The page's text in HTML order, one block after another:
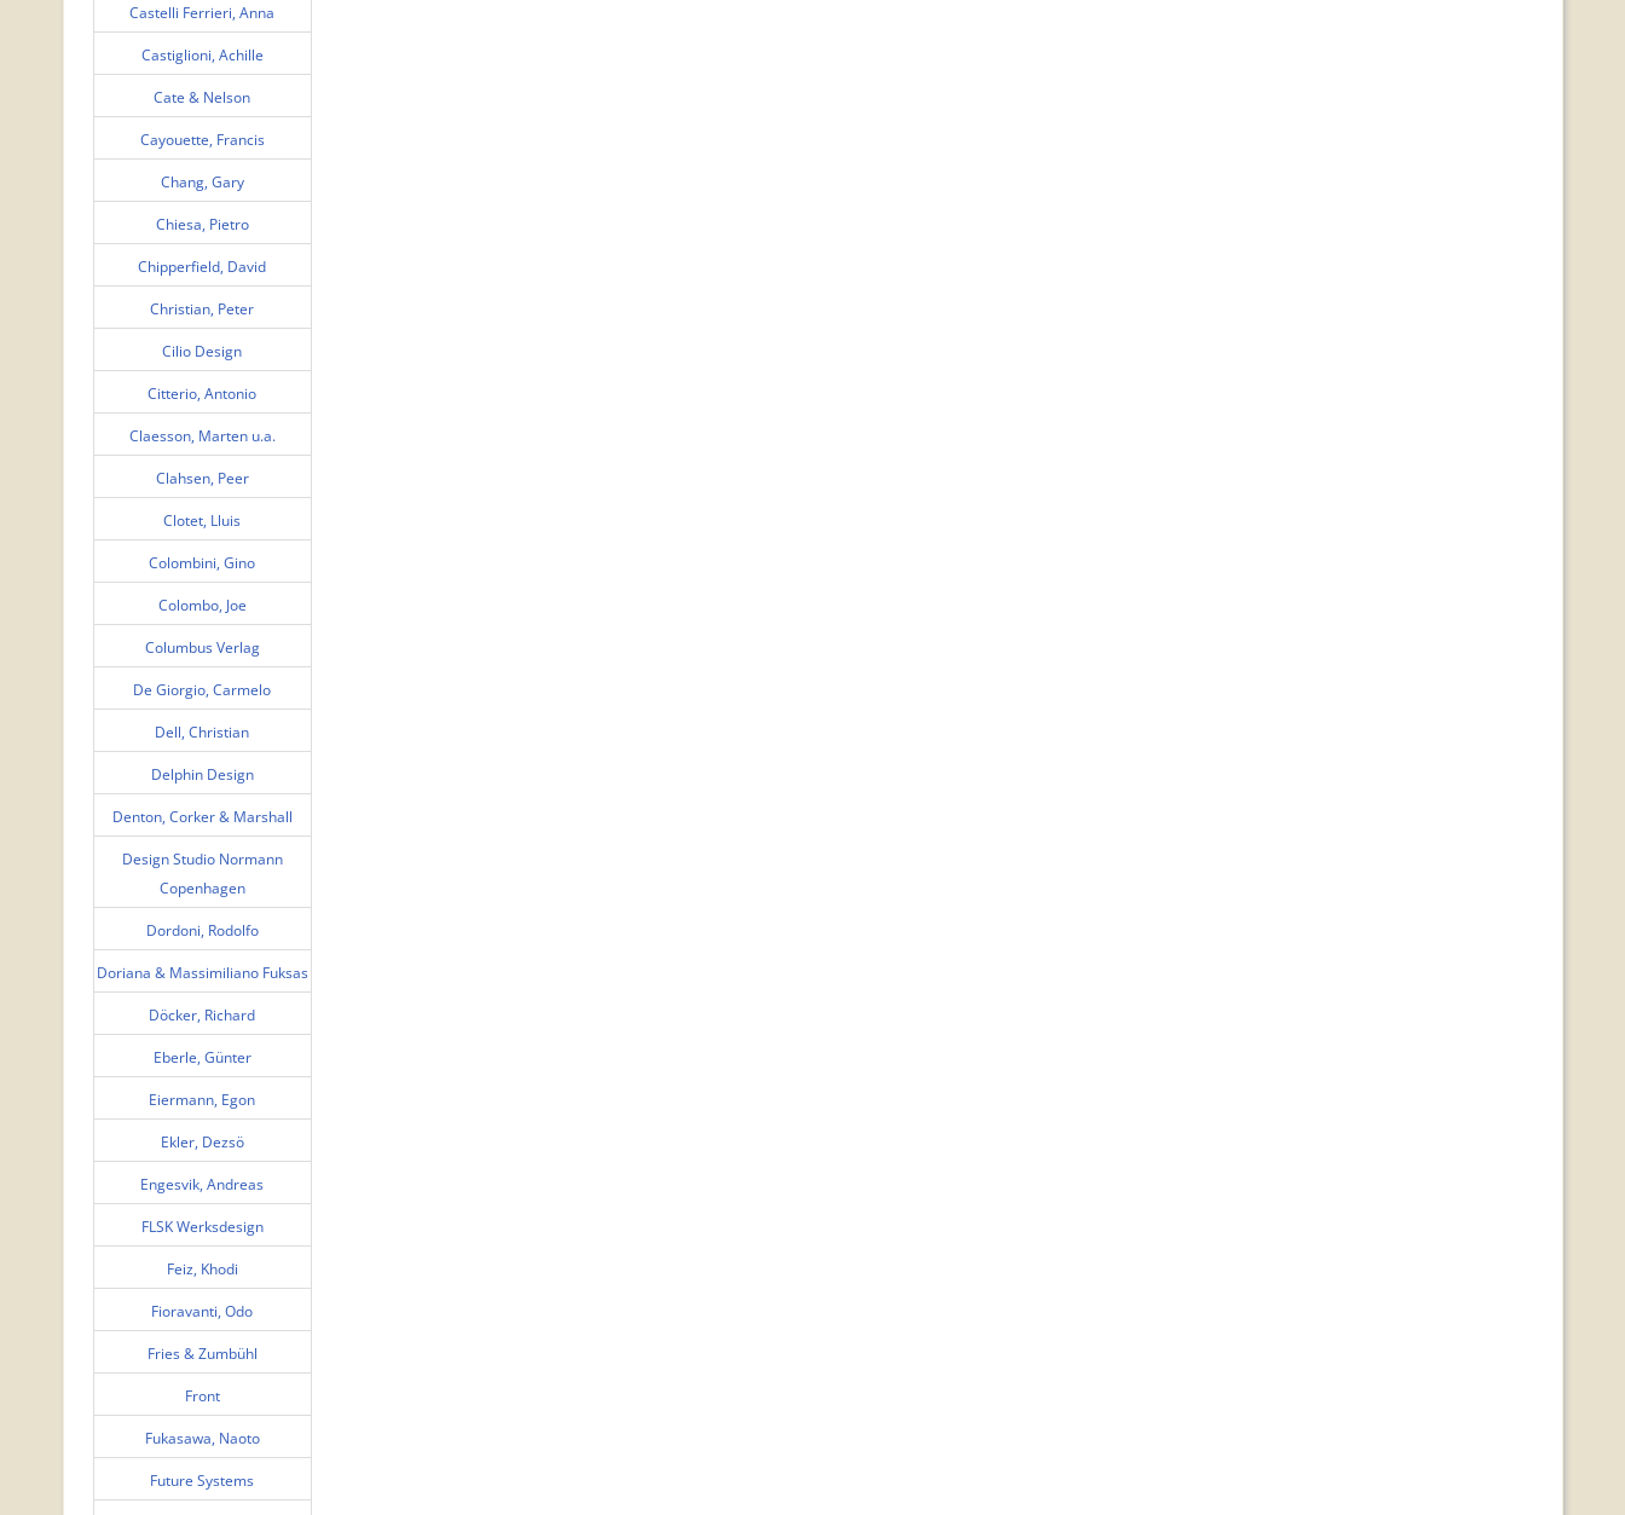
Castelli Ferrieri, Anna
Castiglioni, Achille
Cate & Nelson
Cayouette, Francis
Chang, Gary
Chiesa, Pietro
Chipperfield, David
Christian, Peter
Cilio Design
Citterio, Antonio
Claesson, Marten u.a.
Clahsen, Peer
Clotet, Lluis
Colombini, Gino
Colombo, Joe
Columbus Verlag
De Giorgio, Carmelo
Dell, Christian
Delphin Design
Denton, Corker & Marshall
Design Studio Normann
Copenhagen
Dordoni, Rodolfo
Doriana & Massimiliano Fuksas
Döcker, Richard
Eberle, Günter
Eiermann, Egon
Ekler, Dezsö
Engesvik, Andreas
FLSK Werksdesign
Feiz, Khodi
Fioravanti, Odo
Fries & Zumbühl
Front
Fukasawa, Naoto
Future Systems